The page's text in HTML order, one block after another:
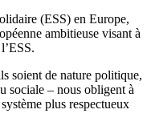
(ESS) en Europe,
ambitieuse visant à
soient de nature politique,
sociale – nous obligent à
plus respectueux